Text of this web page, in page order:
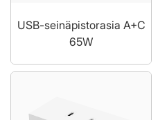
USB-seinäpistorasia A+C
65W